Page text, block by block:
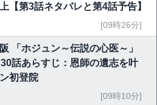
【第3話ネタバレと第4話予告】
[09時26分]
「ホジュン～伝説の心医～」
話あらすじ：恩師の遺志を叶
初登院
[09時10分]